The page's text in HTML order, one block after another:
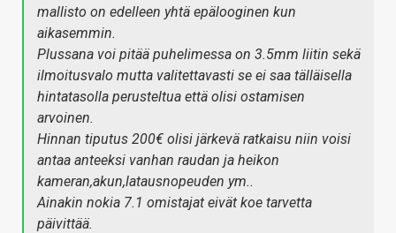
mallisto on edelleen yhtä epälooginen kun
aikasemmin.
Plussana voi pitää puhelimessa on 3.5mm liitin sekä
ilmoitusvalo mutta valitettavasti se ei saa tälläisella
hintatasolla perusteltua että olisi ostamisen
arvoinen.
Hinnan tiputus 200€ olisi järkevä ratkaisu niin voisi
antaa anteeksi vanhan raudan ja heikon
kameran,akun,latausnopeuden ym..
Ainakin nokia 7.1 omistajat eivät koe tarvetta
päivittää.